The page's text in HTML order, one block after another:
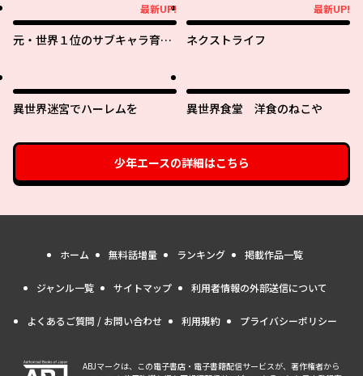
最新UP!
元・世界１位のサブキャラ育成
最新UP!
ネクストライフ
異世界迷宮でハーレムを 異世界食堂 洋食のねこや
少年エースの詳細はこちら
ホーム 無料話増量 ランキング 掲載作品一覧
ジャンル一覧 サイトマップ 利用者情報の外部送信について
よくあるご質問 / お問い合わせ 利用規約 プライバシーポリシー
ABJマークは、この電子書店・電子書籍配信サービスが、著作権者から